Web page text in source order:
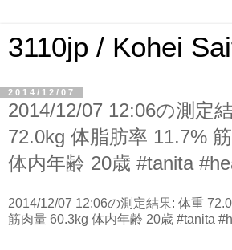
3110jp / Kohei
2014/12/07
2014/12/07 12:06の測定
72.0kg 体脂肪率 11.7%
体内年齢 20歳 #tanita
2014/12/07 12:06の測定結果: 体重
筋肉量 60.3kg 体内年齢 20歳 #tanita